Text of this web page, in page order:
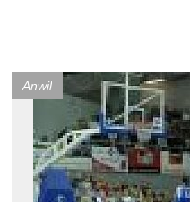
Anwil